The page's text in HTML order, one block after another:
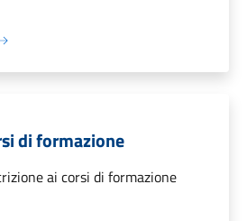
di formazione
ai corsi di formazione